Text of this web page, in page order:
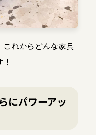
れからどんな家具
にパワーアッ